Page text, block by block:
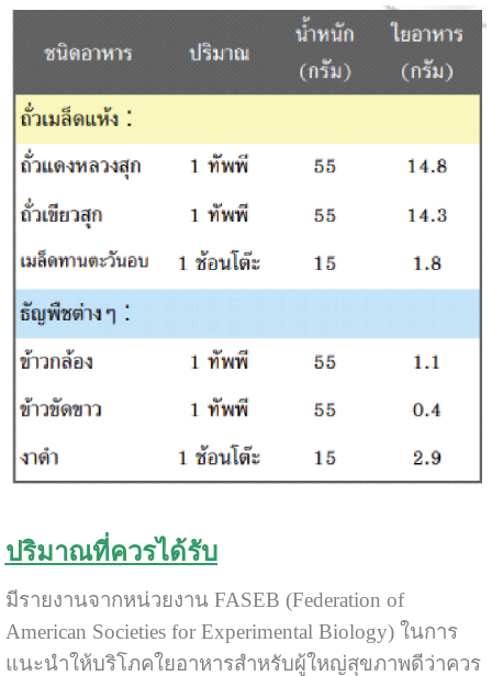
ปริมาณที่ควรได้รับ
มีรายงานจากหน่วยงาน FASEB (Federation of
American Societies for Experimental Biology) ในการ
แนะนำให้บริโภคใยอาหารสำหรับผู้ใหญ่สุขภาพดีว่าควร